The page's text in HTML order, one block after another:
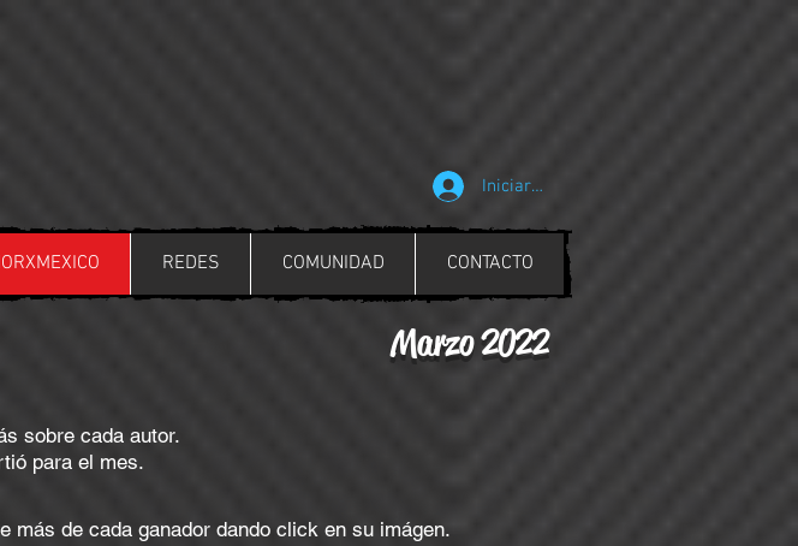
Iniciar sesión
REDES COMUNIDAD CONTACTO
Marzo 2022
sobre cada autor.
para el mes.
más de cada ganador dando click en su imágen.